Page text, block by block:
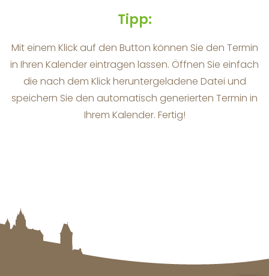
Tipp:
Mit einem Klick auf den Button können Sie den Termin
in Ihren Kalender eintragen lassen. Öffnen Sie einfach
die nach dem Klick heruntergeladene Datei und
speichern Sie den automatisch generierten Termin in
Ihrem Kalender. Fertig!